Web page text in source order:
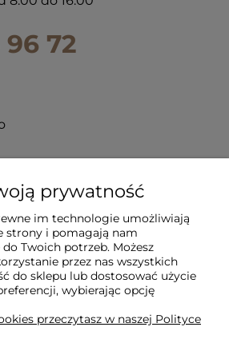
96 72
prywatność
im technologie umożliwiają
strony i pomagają nam
Twoich potrzeb. Możesz
przez nas wszystkich
do sklepu lub dostosować użycie
wybierając opcję
przeczytasz w naszej Polityce